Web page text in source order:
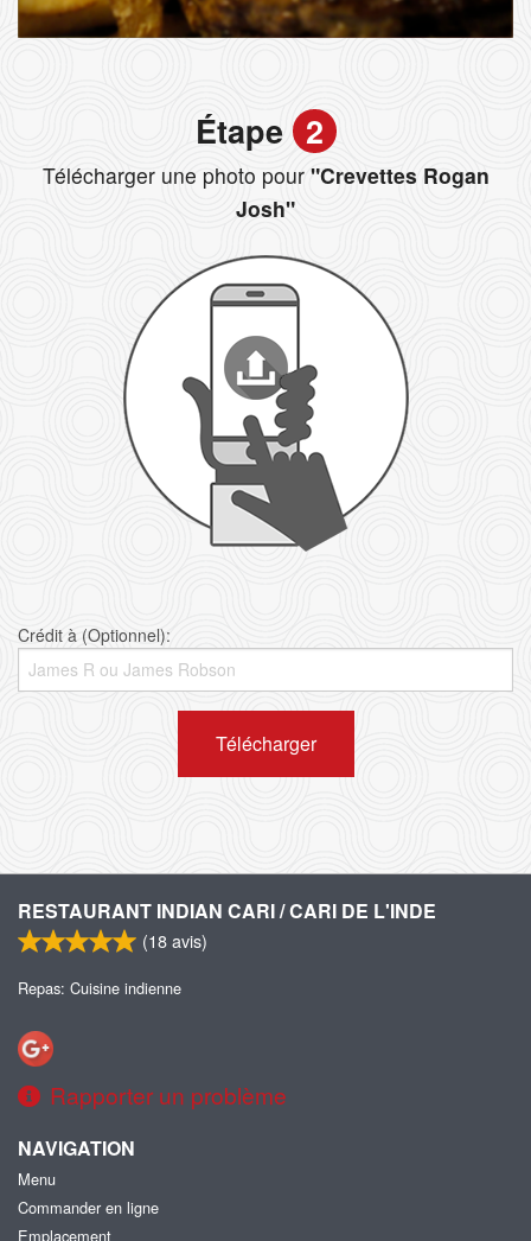
Étape 2
Télécharger une photo pour"Crevettes Rogan
Josh"
Crédit à (Optionnel):
Télécharger
RESTAURANT INDIAN CARI / CARI DE L'INDE
(18avis)
Repas: Cuisine indienne
Rapporter un problème
NAVIGATION
Menu
Commander en ligne
Emplacement